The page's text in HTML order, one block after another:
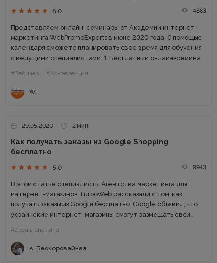
5.0 4883
Представляем онлайн-семинары от Академии интернет-
маркетинга WebРromoExperts в июне 2020 года. С помощью
календаря сможете планировать свое время для обучения
с ведущими специалистами. 1. Бесплатный онлайн-семинар:
советы Когда: 4 июня в 15.00 (по...
#Вебинар #Конференция
W.
29.05.2020 2 мин.
Как получать заказы из Google Shopping
бесплатно
5.0 9943
В этой статье специалисты Агентства маркетинга для
интернет-магазинов TurboWeb рассказали о том, как
получать заказы из Google бесплатно. Google объявил, что
украинские интернет-магазины смогут размещать свои
года! И в США это...
#Google Shopping
А. Бескоровайная